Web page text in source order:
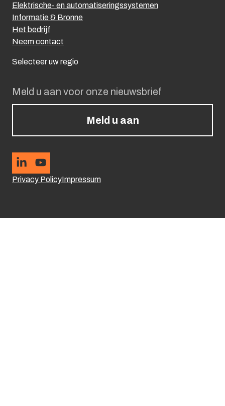
Meld u aan voor onze nieuwsbrief
Meld u aan
Privacy PolicyImpressum
Elektrische- en automatiseringssystemen
Informatie & Bronne
Het bedrijf
Neem contact
Selecteer uw regio